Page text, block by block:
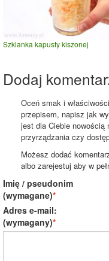
Szklanka kapusty kiszonej
Dodaj
Oceń smak i
przepisem, napisz jak
jest dla Ciebie
przyrządzania czy
Możesz dodać
albo zarejestuj aby w
Imię / pseudonim
(wymagane)
Adres e-mail:
(wymagany)